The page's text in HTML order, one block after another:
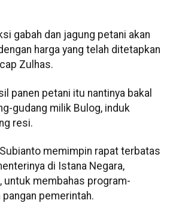
gabah dan jagung petani akan
harga yang telah ditetapkan
Zulhas.
panen petani itu nantinya bakal
gudang milik Bulog, induk
resi.
memimpin rapat terbatas
di Istana Negara,
untuk membahas program-
pemerintah.